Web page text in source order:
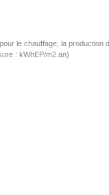
le chauffage, la production
: kWhEP/m2.an)